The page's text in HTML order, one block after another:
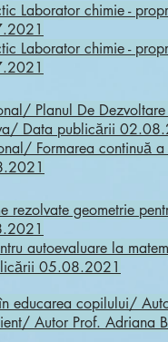
Laborator chimie -
Laborator chimie -
Planul De
Data publicării
Formarea continuă
rezolvate geometrie
autoevaluare la
05.08.2021
educarea copilului/
Autor Prof.